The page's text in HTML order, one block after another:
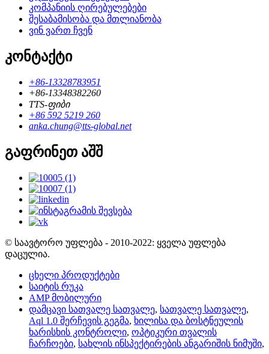
კომპანიის ღირებულებები
შესაბამისობა და მთლიანობა
ვინ ვართ ჩვენ
კონტაქტი
+86-13328783951
+86-13348382260
TTS-ფიბი
+86 592 5219 260
anka.chung@tts-global.net
გაფრინეთ აშშ
© საავტორო უფლება - 2010-2022: ყველა უფლება
დაცულია.
ცხელი პროდუქტები
საიტის რუკა
AMP მობილური
დამცავი სათვალე სათვალე, სათვალე სათვალე,
Aql 1.0 შერჩევის გეგმა, ხილისა და ბოსტნეულის
ხარისხის კონტროლი, ოპტიკური თვალის
ჩარჩოები, სახლის ინსპექტირების ანგარიშის ნიმუში,